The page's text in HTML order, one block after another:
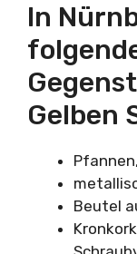
In
Gelben
Beutel